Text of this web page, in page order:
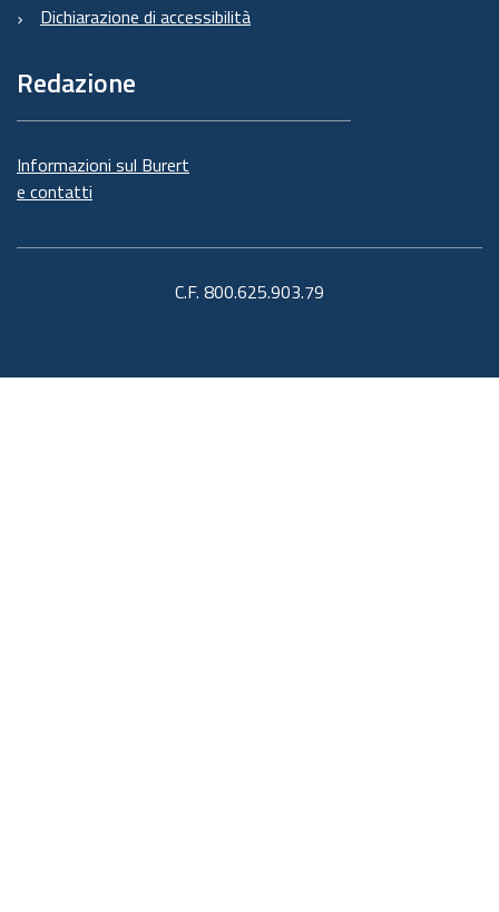
Dichiarazione di accessibilità
Redazione
Informazioni sul Burert
e contatti
C.F. 800.625.903.79